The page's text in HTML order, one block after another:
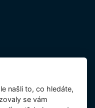
našli to, co hledáte,
se vám